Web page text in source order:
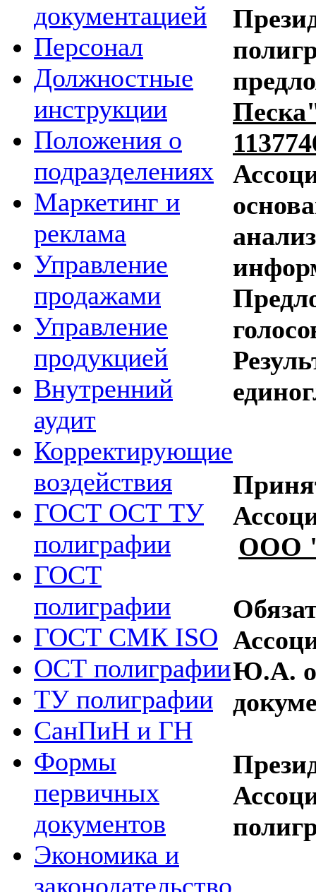
документацией
Персонал
Должностные
инструкции
Положения о
подразделениях
Маркетинг и
реклама
Управление
продажами
Управление
продукцией
Внутренний
аудит
Корректирующие
воздействия
ГОСТ ОСТ ТУ
полиграфии
ГОСТ
полиграфии
ГОСТ СМК ISO
ОСТ полиграфии
ТУ полиграфии
СанПиН и ГН
Формы
первичных
документов
Экономика и
законодательство
ООО
Ю.А.